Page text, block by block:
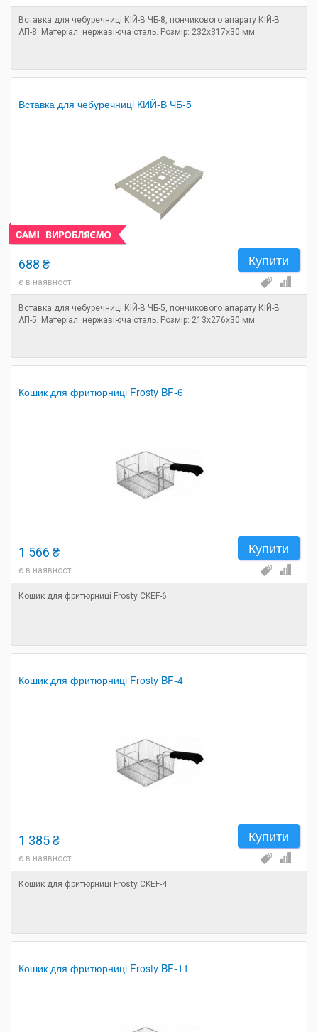
Вставка для чебуречниці КІЙ-В ЧБ-8, пончикового апарату КІЙ-В
АП-8. Матеріал: нержавіюча сталь. Розмір: 232х317х30 мм.
Вставка для чебуречниці КИЙ-В ЧБ-5
Купити
688 ₴
є в наявності
Вставка для чебуречниці КІЙ-В ЧБ-5, пончикового апарату КІЙ-В
АП-5. Матеріал: нержавіюча сталь. Розмір: 213х276х30 мм.
Кошик для фритюрниці Frosty BF-6
Купити
1 566 ₴
є в наявності
Кошик для фритюрниці Frosty CKEF-6
Кошик для фритюрниці Frosty BF-4
Купити
1 385 ₴
є в наявності
Кошик для фритюрниці Frosty CKEF-4
Кошик для фритюрниці Frosty BF-11